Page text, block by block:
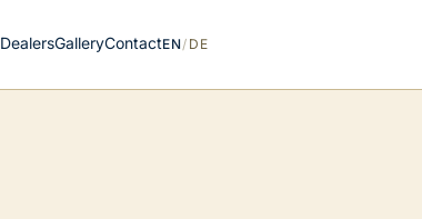
DealersGalleryContactEN/ DE